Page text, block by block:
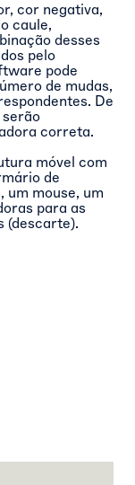
cor negativa,
caule,
desses
pelo
pode
de mudas,
De
correta.
móvel com
de
um mouse, um
para as
(descarte).